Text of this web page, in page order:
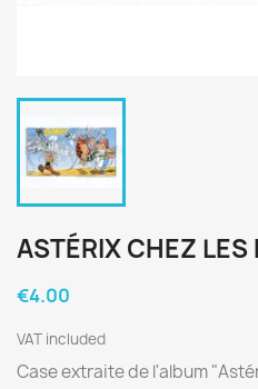
ASTÉRIX CHEZ LES
€4.00
VAT included
Case extraite de l'album